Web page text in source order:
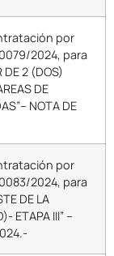
por
2024, para
2 (DOS)
DE
NOTA DE
por
2024, para
DE LA
ETAPA III” –